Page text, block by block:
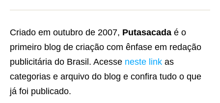
Criado em outubro de 2007, Putasacada é o
primeiro blog de criação com ênfase em redação
publicitária do Brasil. Acesse neste link as
categorias e arquivo do blog e confira tudo o que
já foi publicado.